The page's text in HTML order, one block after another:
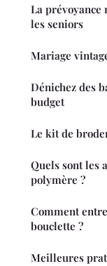
La
les seniors
Mariage
Dénichez des
budget
Le kit de
Quels sont les
polymère ?
Comment
bouclette ?
Meilleures